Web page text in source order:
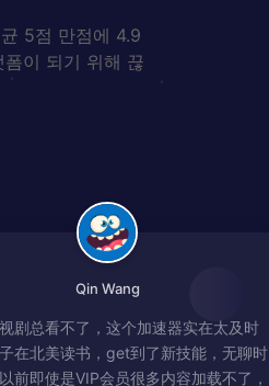
5점 만점에 4.9
이 되기 위해 끊
Qin Wang
剧总看不了，这个加速器实在太及时
在北美读书，get到了新技能，无聊时
前即使是VIP会员很多内容加载不了，